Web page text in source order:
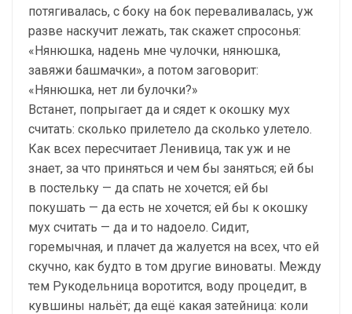
потягивалась, с боку на бок переваливалась, уж
разве наскучит лежать, так скажет спросонья:
«Нянюшка, надень мне чулочки, ня­нюшка,
завяжи башмачки», а потом заговорит:
«Нянюшка, нет ли булочки?»
Встанет, попрыгает да и сядет к окошку мух
считать: сколько прилетело да сколько улетело.
Как всех пересчитает Ленивица, так уж и не
знает, за что приняться и чем бы заняться; ей бы
в постельку — да спать не хочется; ей бы
покушать — да есть не хочется; ей бы к окошку
мух считать — да и то надоело. Сидит,
горемычная, и плачет да жалуется на всех, что ей
скучно, как будто в том другие виноваты. Между
тем Рукодельница воротится, воду процедит, в
кув­шины нальёт; да ещё какая затейница: коли